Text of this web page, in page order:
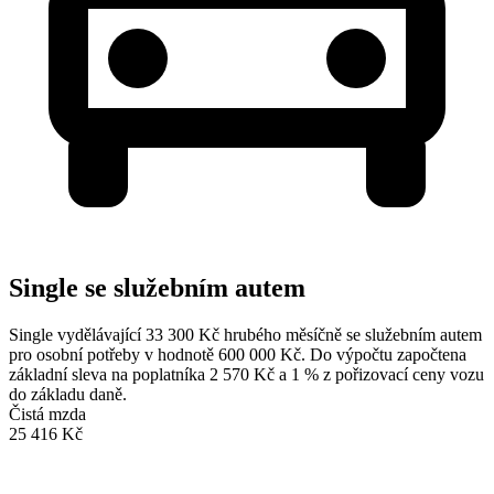
Single se služebním autem
Single vydělávající 33 300 Kč hrubého měsíčně se služebním autem
pro osobní potřeby v hodnotě 600 000 Kč. Do výpočtu započtena
základní sleva na poplatníka 2 570 Kč a 1 % z pořizovací ceny vozu
do základu daně.
Čistá mzda
25 416 Kč